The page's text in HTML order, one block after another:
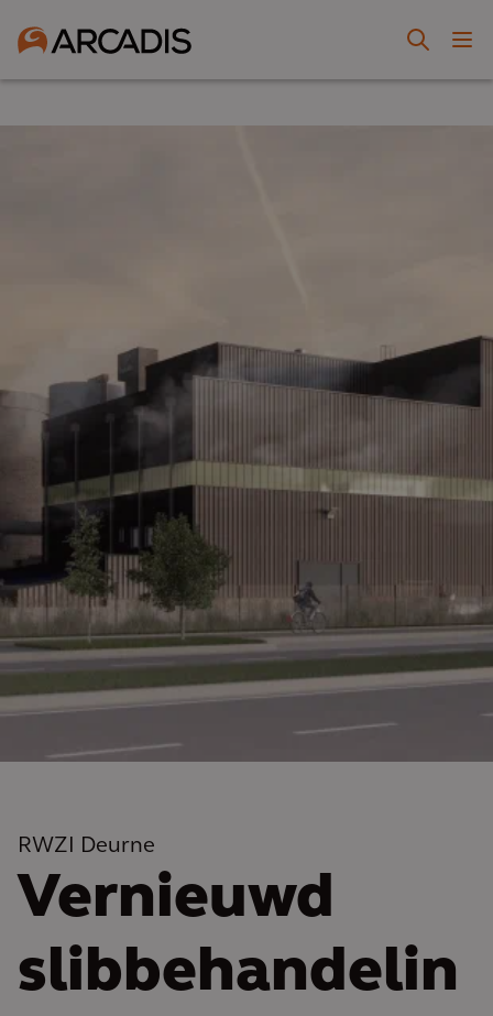
RWZI Deurne
Vernieuwd
slibbehandelin